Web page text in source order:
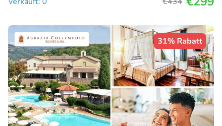
31% Rabatt